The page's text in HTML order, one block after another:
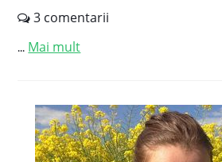
3 comentarii
... Mai mult